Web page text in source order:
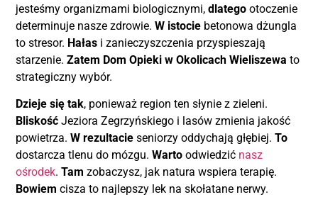
jesteśmy organizmami biologicznymi,dlatego otoczenie
determinuje nasze zdrowie.W istocie betonowa dżungla
to stresor. Hałas i zanieczyszczenia przyspieszają
starzenie.Zatem Dom Opieki w Okolicach Wieliszewa to
strategiczny wybór.
Dzieje się tak, ponieważ region ten słynie z zieleni.
Bliskość Jeziora Zegrzyńskiego i lasów zmienia jakość
powietrza.W rezultacie seniorzy oddychają głębiej.To
dostarcza tlenu do mózgu.Warto odwiedzić nasz
ośrodek.Tam zobaczysz, jak natura wspiera terapię.
Bowiem cisza to najlepszy lek na skołatane nerwy.